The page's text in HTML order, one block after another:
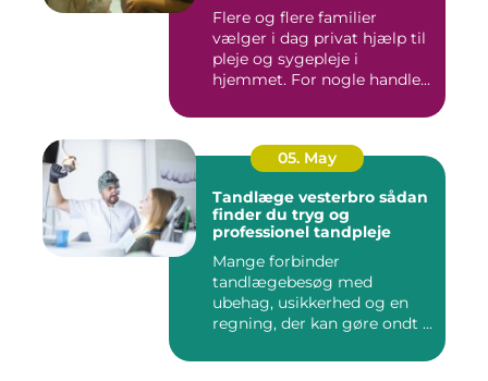
Flere og flere familier
vælger i dag privat hjælp til
pleje og sygepleje i
hjemmet. For nogle handle...
05. May
Tandlæge vesterbro sådan
finder du tryg og
professionel tandpleje
Mange forbinder
tandlægebesøg med
ubehag, usikkerhed og en
regning, der kan gøre ondt i